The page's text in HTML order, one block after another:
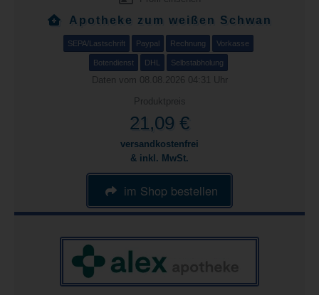
Apotheke zum weißen Schwan
SEPA/Lastschrift Paypal Rechnung Vorkasse
Botendienst DHL Selbstabholung
Daten vom 08.08.2026 04:31 Uhr
Produktpreis
21,09 €
versandkostenfrei
& inkl. MwSt.
im Shop bestellen